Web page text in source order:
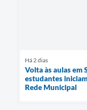
Há 2 dias
Volta às aulas em
estudantes
Rede Municipal